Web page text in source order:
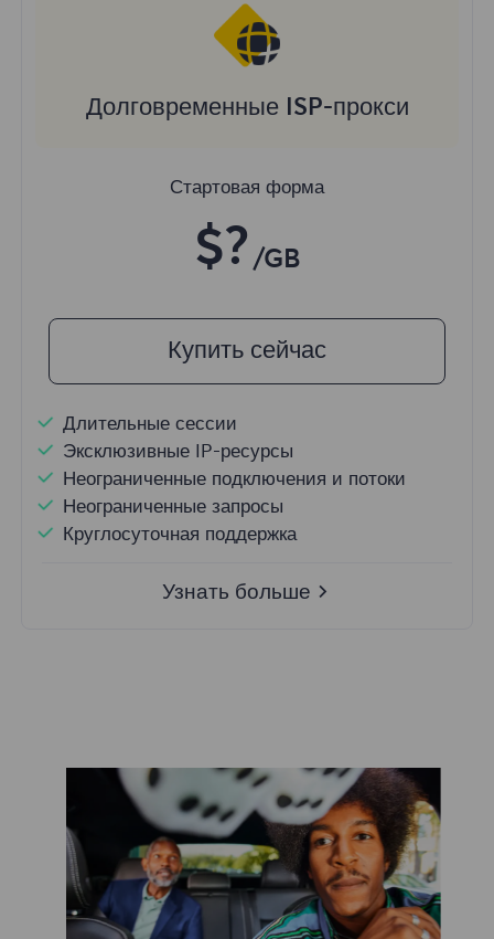
Долговременные ISP-прокси
Стартовая форма
$? /GB
Купить сейчас
Длительные сессии
Эксклюзивные IP-ресурсы
Неограниченные подключения и потоки
Неограниченные запросы
Круглосуточная поддержка
Узнать больше